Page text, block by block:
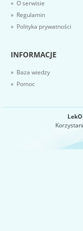
» O serwisie
» Regulamin
» Polityka prywatności
INFORMACJE
» Baza wiedzy
» Pomoc